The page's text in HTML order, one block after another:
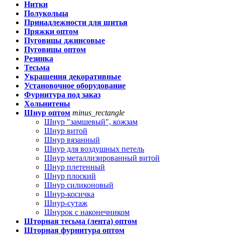
Нитки
Полукольца
Принадлежности для шитья
Пряжки оптом
Пуговицы джинсовые
Пуговицы оптом
Резинка
Тесьма
Украшения декоративные
Установочное оборудование
Фурнитура под заказ
Хольнитены
Шнур оптом minus_rectangle
Шнур "замшевый", кожзам
Шнур витой
Шнур вязанный
Шнур для воздушных петель
Шнур металлизированный витой
Шнур плетенный
Шнур плоский
Шнур силиконовый
Шнур-косичка
Шнур-сутаж
Шнурок с наконечником
Шторная тесьма (лента) оптом
Шторная фурнитура оптом